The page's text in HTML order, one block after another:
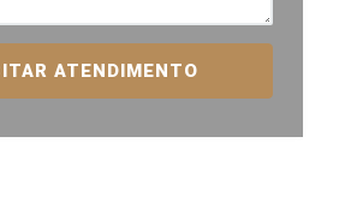
ATENDIMENTO